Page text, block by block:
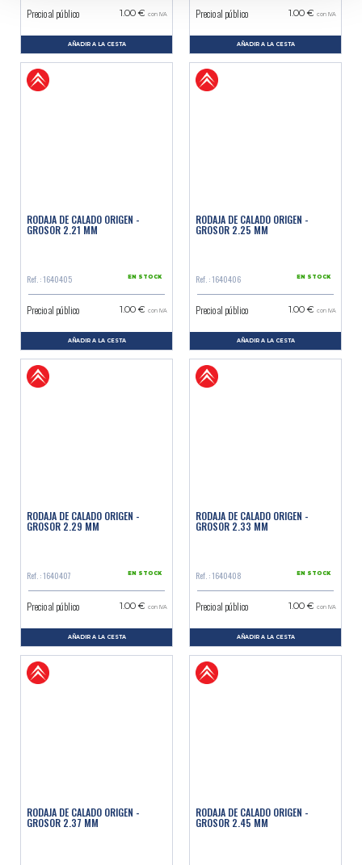
Precio al público 1.00 € con IVA
AÑADIR A LA CESTA
Precio al público 1.00 € con IVA
AÑADIR A LA CESTA
RODAJA DE CALADO ORIGEN -
GROSOR 2.21 MM
Ref. : 1640405 EN STOCK
Precio al público 1.00 € con IVA
AÑADIR A LA CESTA
RODAJA DE CALADO ORIGEN -
GROSOR 2.25 MM
Ref. : 1640406 EN STOCK
Precio al público 1.00 € con IVA
AÑADIR A LA CESTA
RODAJA DE CALADO ORIGEN -
GROSOR 2.29 MM
Ref. : 1640407 EN STOCK
Precio al público 1.00 € con IVA
AÑADIR A LA CESTA
RODAJA DE CALADO ORIGEN -
GROSOR 2.33 MM
Ref. : 1640408 EN STOCK
Precio al público 1.00 € con IVA
AÑADIR A LA CESTA
RODAJA DE CALADO ORIGEN -
GROSOR 2.37 MM
RODAJA DE CALADO ORIGEN -
GROSOR 2.45 MM